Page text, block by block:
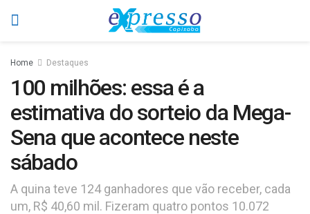
Home Destaques
100 milhões: essa é a
estimativa do sorteio da Mega-
Sena que acontece neste
sábado
A quina teve 124 ganhadores que vão receber, cada
um, R$ 40,60 mil. Fizeram quatro pontos 10.072